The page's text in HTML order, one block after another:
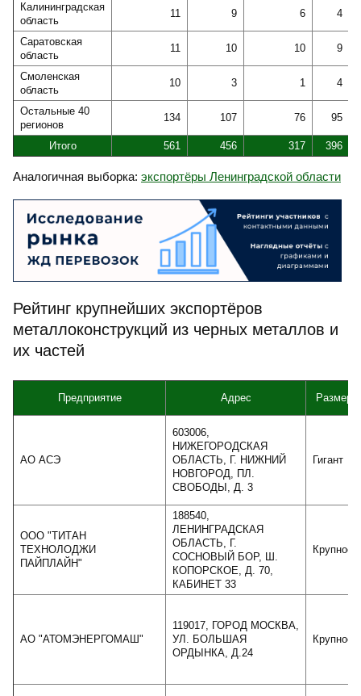
Калининградская
область
11 9 6 4
Саратовская
область
11 10 10 9
Смоленская
область
10 3 1 4
Остальные 40
регионов
134 107 76 95
Итого 561 456 317 396
Аналогичная выборка: экспортёры Ленинградской области
Рейтинг крупнейших экспортёров
металлоконструкций из черных металлов и
их частей
Предприятие Адрес Размер
АО АСЭ
603006,
НИЖЕГОРОДСКАЯ
ОБЛАСТЬ, Г. НИЖНИЙ
НОВГОРОД, ПЛ.
СВОБОДЫ, Д. 3
Гигант
ООО "ТИТАН
ТЕХНОЛОДЖИ
ПАЙПЛАЙН"
188540,
ЛЕНИНГРАДСКАЯ
ОБЛАСТЬ, Г.
СОСНОВЫЙ БОР, Ш.
КОПОРСКОЕ, Д. 70,
КАБИНЕТ 33
Крупное
АО "АТОМЭНЕРГОМАШ"
119017, ГОРОД МОСКВА,
УЛ. БОЛЬШАЯ
ОРДЫНКА, Д.24
Крупное